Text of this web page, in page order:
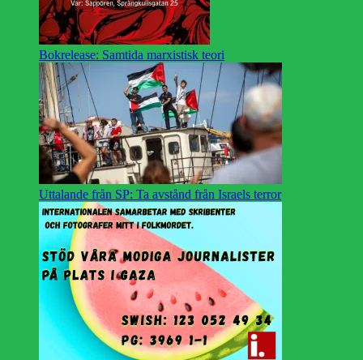
Bokrelease: Samtida marxistisk teori
Uttalande från SP: Ta avstånd från Israels terror